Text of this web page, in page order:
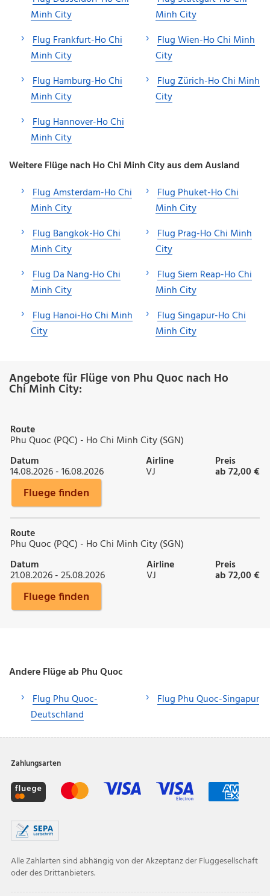
Minh City
Flug Frankfurt-Ho Chi
Minh City
Flug Hamburg-Ho Chi
Minh City
Flug Hannover-Ho Chi
Minh City
Minh City
Flug Wien-Ho Chi Minh
City
Flug Zürich-Ho Chi Minh
City
Weitere Flüge nach Ho Chi Minh City aus dem Ausland
Flug Amsterdam-Ho Chi
Minh City
Flug Bangkok-Ho Chi
Minh City
Flug Da Nang-Ho Chi
Minh City
Flug Hanoi-Ho Chi Minh
City
Flug Phuket-Ho Chi
Minh City
Flug Prag-Ho Chi Minh
City
Flug Siem Reap-Ho Chi
Minh City
Flug Singapur-Ho Chi
Minh City
Angebote für Flüge von Phu Quoc nach Ho
Chi Minh City:
Route
Phu Quoc (PQC) - Ho Chi Minh City (SGN)
Datum
14.08.2026 - 16.08.2026
Airline
VJ
Preis
ab 72,00 €
Fluege finden
Route
Phu Quoc (PQC) - Ho Chi Minh City (SGN)
Datum
21.08.2026 - 25.08.2026
Airline
VJ
Preis
ab 72,00 €
Fluege finden
Andere Flüge ab Phu Quoc
Flug Phu Quoc-
Deutschland
Flug Phu Quoc-Singapur